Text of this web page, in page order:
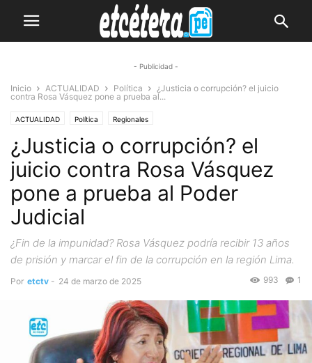
- Publicidad -
Inicio ACTUALIDAD Política
¿Justicia o corrupción? el juicio
contra Rosa Vásquez pone a prueba al...
ACTUALIDAD Política Regionales
¿Justicia o corrupción? el
juicio contra Rosa Vásquez
pone a prueba al Poder
Judicial
¿Fin de la impunidad? Rosa Vásquez podría recibir 13 años
de prisión y marcar el fin de la corrupción en la región Lima.
Por etctv - 24 de marzo de 2025 1
993